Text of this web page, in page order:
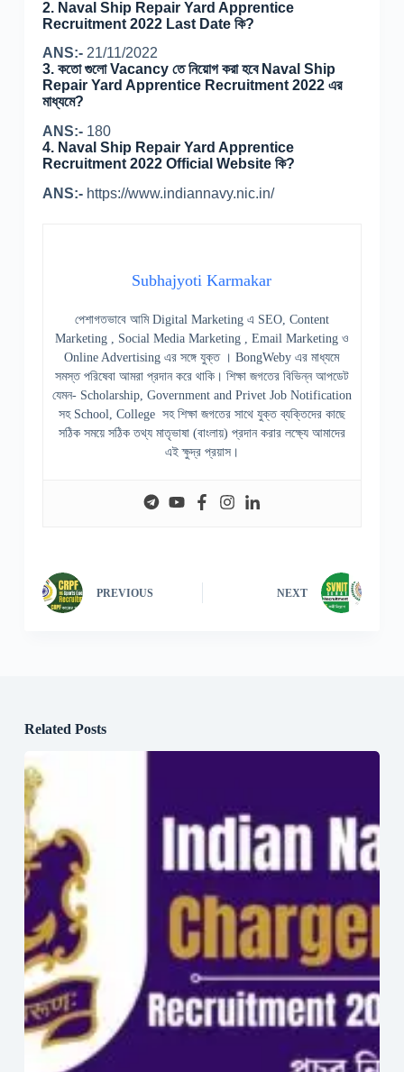
2. Naval Ship Repair Yard Apprentice
Recruitment 2022 Last Date কি?
ANS:-21/11/2022
3. কতো গুলো Vacancy তে নিয়োগ করা হবে Naval Ship
Repair Yard Apprentice Recruitment 2022 এর
মাধ্যমে?
ANS:-180
4. Naval Ship Repair Yard Apprentice
Recruitment 2022 Official Website কি?
ANS:- https://www.indiannavy.nic.in/
Subhajyoti Karmakar
পেশাগতভাবে আমি Digital Marketing এ SEO, Content
Marketing , Social Media Marketing , Email Marketing ও
Online Advertising এর সঙ্গে যুক্ত । BongWeby এর মাধ্যমে
সমস্ত পরিষেবা আমরা প্রদান করে থাকি। শিক্ষা জগতের বিভিন্ন আপডেট
যেমন- Scholarship, Government and Privet Job Notification
সহ School, College সহ শিক্ষা জগতের সাথে যুক্ত ব্যক্তিদের কাছে
সঠিক সময়ে সঠিক তথ্য মাতৃভাষা (বাংলায়) প্রদান করার লক্ষ্যে আমাদের
এই ক্ষুদ্র প্রয়াস।
PREVIOUS NEXT
Related Posts